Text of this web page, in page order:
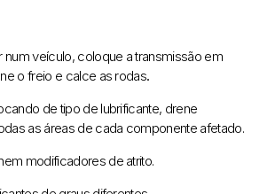
num veículo, coloque a transmissão em
o freio e calce as rodas.
de tipo de lubrificante, drene
as áreas de cada componente afetado.
modificadores de atrito.